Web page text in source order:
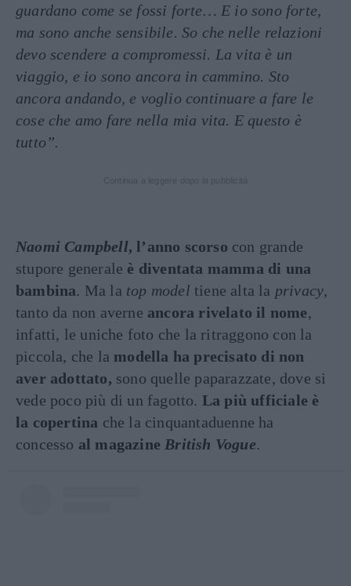
guardano come se fossi forte… E io sono forte,
ma sono anche sensibile. So che nelle relazioni
devo scendere a compromessi. La vita è un
viaggio, e io sono ancora in cammino. Sto
ancora andando, e voglio continuare a fare le
cose che amo fare nella mia vita. E questo è
tutto”.
Naomi Campbell, l’anno scorso con grande
stupore generale è diventata mamma di una
bambina. Ma la top modeltiene alta la privacy,
tanto da non averne ancora rivelato il nome,
infatti, le uniche foto che la ritraggono con la
piccola, che la modella ha precisato di non
aver adottato, sono quelle paparazzate, dove si
vede poco più di un fagotto. La più ufficiale è
la copertina che la cinquantaduenne ha
concesso al magazine British Vogue.